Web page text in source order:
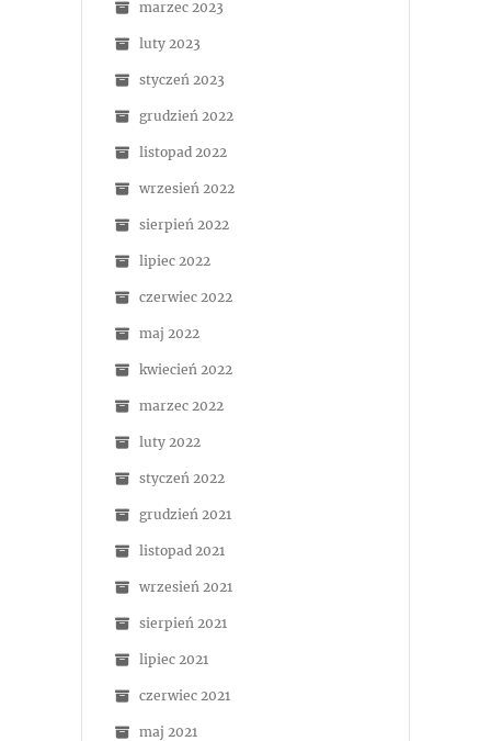
marzec 2023
luty 2023
styczeń 2023
grudzień 2022
listopad 2022
wrzesień 2022
sierpień 2022
lipiec 2022
czerwiec 2022
maj 2022
kwiecień 2022
marzec 2022
luty 2022
styczeń 2022
grudzień 2021
listopad 2021
wrzesień 2021
sierpień 2021
lipiec 2021
czerwiec 2021
maj 2021